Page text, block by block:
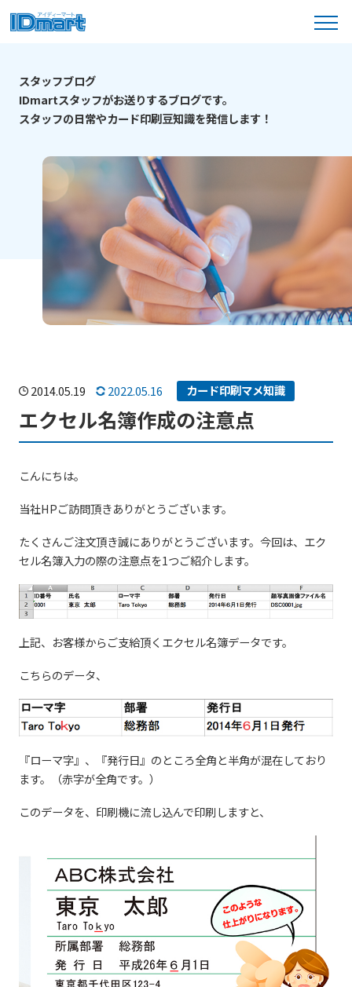
製品ラインナップ
カードの種類
2つの作成プラン
ご利用ガイド
データ作成ガイド
はじめての方へ 料金表
よくある質問 スタッフブログ
他サービスのご紹介
menu
スタッフブログ
IDmartスタッフがお送りするブログです。
スタッフの日常やカード印刷豆知識を発信します！
エクセル名簿作成の注意点
2014.05.19 2022.05.16 カード印刷マメ知識
こんにちは。
当社HPご訪問頂きありがとうございます。
たくさんご注文頂き誠にありがとうございます。今回は、エク
セル名簿入力の際の注意点を1つご紹介します。
上記、お客様からご支給頂くエクセル名簿データです。
こちらのデータ、
『ローマ字』、『発行日』のところ全角と半角が混在しており
ます。（赤字が全角です。）
このデータを、印刷機に流し込んで印刷しますと、